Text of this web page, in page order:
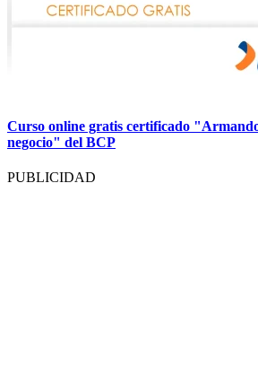
Curso online gratis certificado
negocio" del BCP
PUBLICIDAD